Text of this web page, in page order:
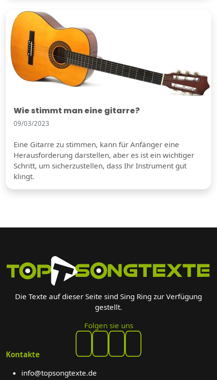
Wie stimmt man eine gitarre?
09/03/2023
Eine Gitarre zu stimmen, kann für Anfänger eine
Herausforderung darstellen, aber es ist ein wichtiger
Schritt, um sicherzustellen, dass Ihr Instrument gut
klingt.
Die Texte auf dieser Seite sind Sing Ring zur Verfügung
gestellt.
Folgen sie uns
Kontakte
info@topsongtexte.de